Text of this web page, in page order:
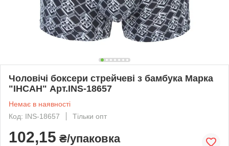
Чоловічі боксери стрейчеві з бамбука Марка
"ІНСАН" Арт.INS-18657
Немає в наявності
Код: INS-18657
Тільки опт
102,15 ₴/упаковка